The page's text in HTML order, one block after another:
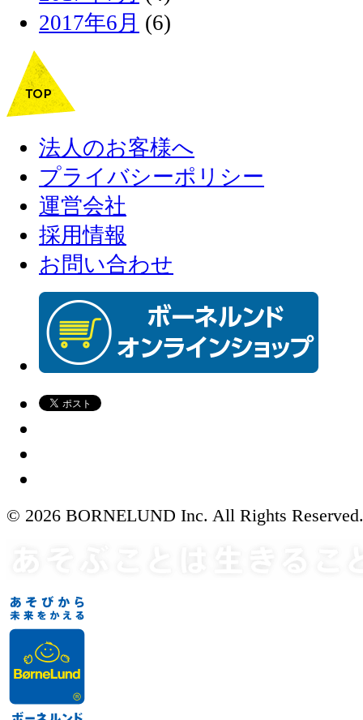
2017年6月 (6)
法人のお客様へ
プライバシーポリシー
運営会社
採用情報
お問い合わせ
© 2026 BORNELUND Inc. All Rights Reserved.